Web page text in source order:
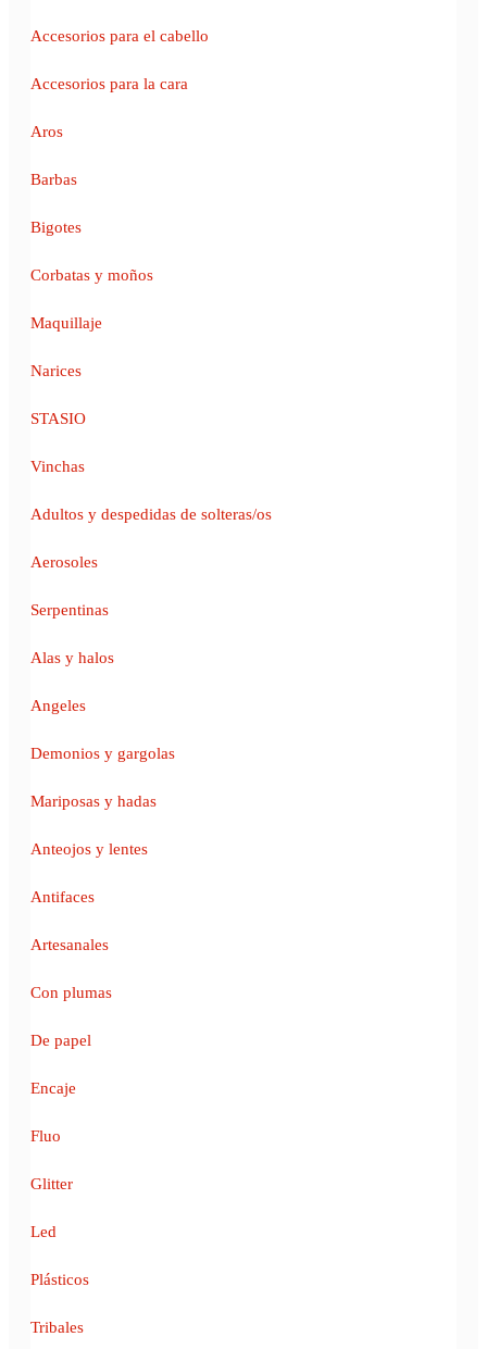
Accesorios para el cabello
Accesorios para la cara
Aros
Barbas
Bigotes
Corbatas y moños
Maquillaje
Narices
STASIO
Vinchas
Adultos y despedidas de solteras/os
Aerosoles
Serpentinas
Alas y halos
Angeles
Demonios y gargolas
Mariposas y hadas
Anteojos y lentes
Antifaces
Artesanales
Con plumas
De papel
Encaje
Fluo
Glitter
Led
Plásticos
Tribales